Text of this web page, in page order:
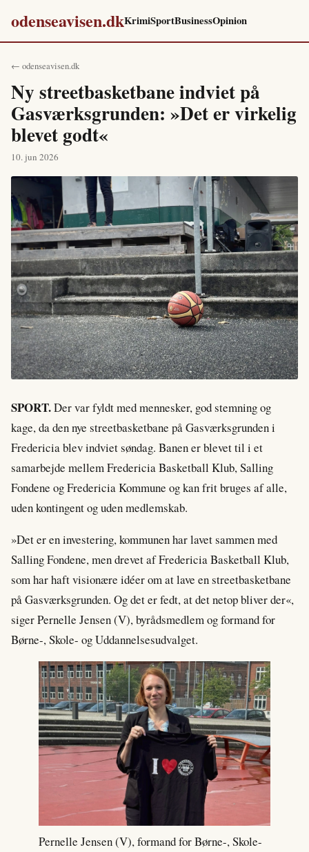
odenseavisen.dkKrimiSportBusinessOpinion
← odenseavisen.dk
Ny streetbasketbane indviet på
Gasværksgrunden: »Det er virkelig
blevet godt«
10. jun 2026
SPORT.Der var fyldt med mennesker, god stemning og
kage, da den nye streetbasketbane på Gasværksgrunden i
Fredericia blev indviet søndag. Banen er blevet til i et
samarbejde mellem Fredericia Basketball Klub, Salling
Fondene og Fredericia Kommune og kan frit bruges af alle,
uden kontingent og uden medlemskab.
»Det er en investering, kommunen har lavet sammen med
Salling Fondene, men drevet af Fredericia Basketball Klub,
som har haft visionære idéer om at lave en streetbasketbane
på Gasværksgrunden. Og det er fedt, at det netop bliver der«,
siger Pernelle Jensen (V), byrådsmedlem og formand for
Børne-, Skole- og Uddannelsesudvalget.
Pernelle Jensen (V), formand for Børne-, Skole-